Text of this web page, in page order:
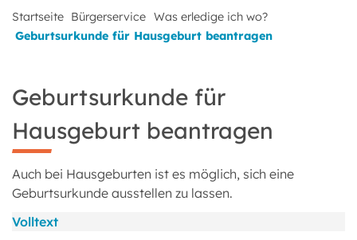
Startseite Bürgerservice Was erledige ich wo?
Geburtsurkunde für Hausgeburt beantragen
Geburtsurkunde für
Hausgeburt beantragen
Auch bei Hausgeburten ist es möglich, sich eine
Geburtsurkunde ausstellen zu lassen.
Volltext